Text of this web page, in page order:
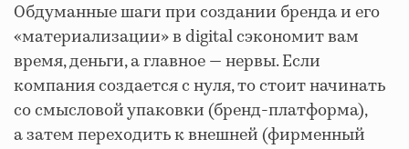
Обдуманные шаги при создании бренда и его
«материализации» в digital сэкономит вам
время, деньги, а главное — нервы. Если
компания создается с нуля, то стоит начинать
со смысловой упаковки (бренд-платформа),
а затем переходить к внешней (фирменный